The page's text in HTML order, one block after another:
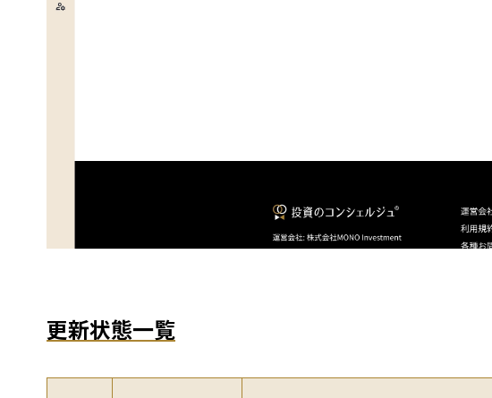
更新状態一覧